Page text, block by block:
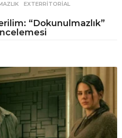
,EXTERRITORIAL
“Dokunulmazlık”